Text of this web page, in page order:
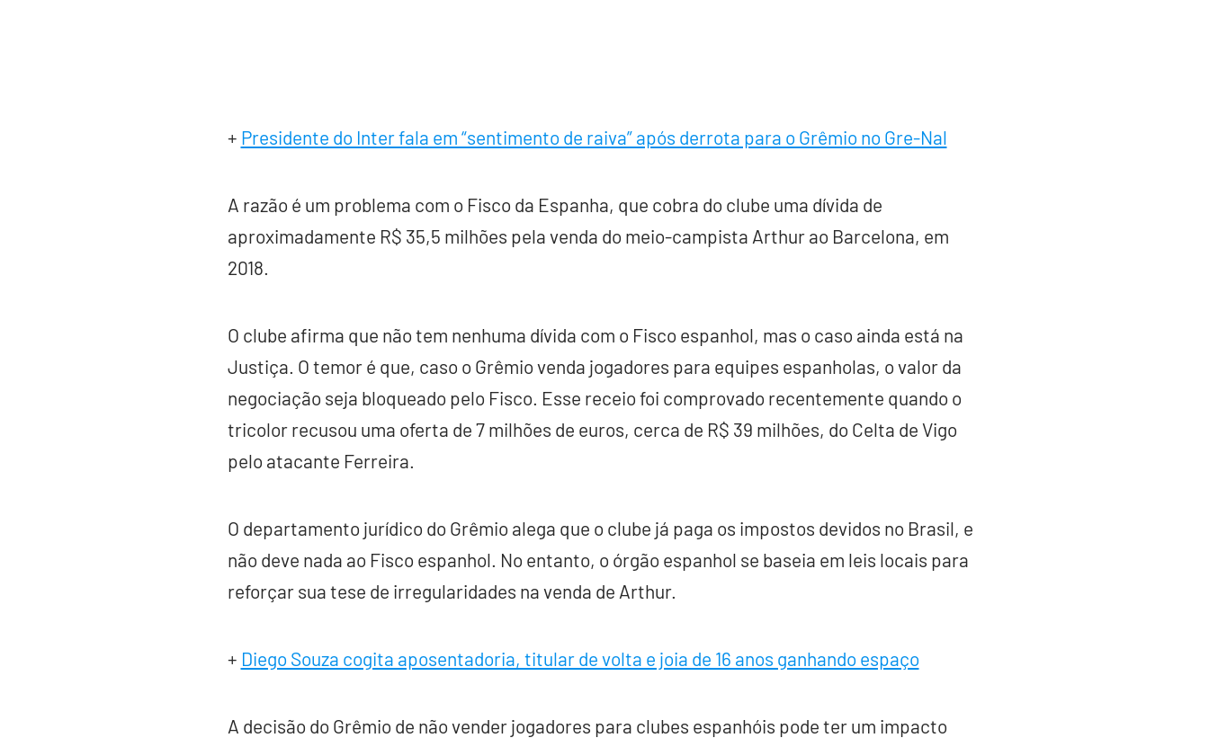
+ Presidente do Inter fala em “sentimento de raiva” após derrota para o Grêmio no Gre-Nal
A razão é um problema com o Fisco da Espanha, que cobra do clube uma dívida de
aproximadamente R$ 35,5 milhões pela venda do meio-campista Arthur ao Barcelona, em
2018.
O clube afirma que não tem nenhuma dívida com o Fisco espanhol, mas o caso ainda está na
Justiça. O temor é que, caso o Grêmio venda jogadores para equipes espanholas, o valor da
negociação seja bloqueado pelo Fisco. Esse receio foi comprovado recentemente quando o
tricolor recusou uma oferta de 7 milhões de euros, cerca de R$ 39 milhões, do Celta de Vigo
pelo atacante Ferreira.
O departamento jurídico do Grêmio alega que o clube já paga os impostos devidos no Brasil, e
não deve nada ao Fisco espanhol. No entanto, o órgão espanhol se baseia em leis locais para
reforçar sua tese de irregularidades na venda de Arthur.
+ Diego Souza cogita aposentadoria, titular de volta e joia de 16 anos ganhando espaço
A decisão do Grêmio de não vender jogadores para clubes espanhóis pode ter um impacto